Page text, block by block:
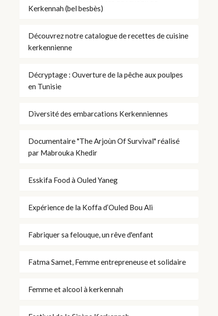
Kerkennah (bel besbès)
Découvrez notre catalogue de recettes de cuisine
kerkennienne
Décryptage : Ouverture de la pêche aux poulpes
en Tunisie
Diversité des embarcations Kerkenniennes
Documentaire "The Arjoùn Of Survival" réalisé
par Mabrouka Khedir
Esskifa Food à Ouled Yaneg
Expérience de la Koffa d’Ouled Bou Ali
Fabriquer sa felouque, un rêve d'enfant
Fatma Samet, Femme entrepreneuse et solidaire
Femme et alcool à kerkennah